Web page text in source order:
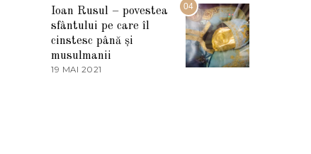
2
2U
G
U
S
04
Ioan Rusul – povestea
sfântului pe care îl
cinstesc până și
musulmanii
19 MAI 2021